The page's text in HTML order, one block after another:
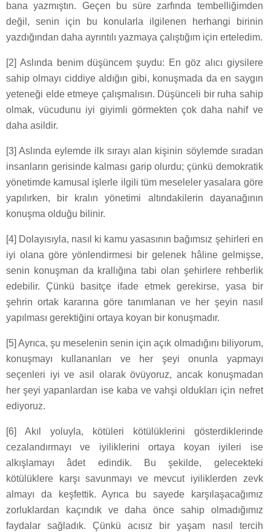
bana yazmıştın. Geçen bu süre zarfında tembelliğimden
değil, senin için bu konularla ilgilenen herhangi birinin
yazdığından daha ayrıntılı yazmaya çalıştığım için erteledim.
[2] Aslında benim düşüncem şuydu: En göz alıcı giysilere
sahip olmayı ciddiye aldığın gibi, konuşmada da en saygın
yeteneği elde etmeye çalışmalısın. Düşünceli bir ruha sahip
olmak, vücudunu iyi giyimli görmekten çok daha nahif ve
daha asildir.
[3] Aslında eylemde ilk sırayı alan kişinin söylemde sıradan
insanların gerisinde kalması garip olurdu; çünkü demokratik
yönetimde kamusal işlerle ilgili tüm meseleler yasalara göre
yapılırken, bir kralın yönetimi altındakilerin dayanağının
konuşma olduğu bilinir.
[4] Dolayısıyla, nasıl ki kamu yasasının bağımsız şehirleri en
iyi olana göre yönlendirmesi bir gelenek hâline gelmişse,
senin konuşman da krallığına tabi olan şehirlere rehberlik
edebilir. Çünkü basitçe ifade etmek gerekirse, yasa bir
şehrin ortak kararına göre tanımlanan ve her şeyin nasıl
yapılması gerektiğini ortaya koyan bir konuşmadır.
[5] Ayrıca, şu meselenin senin için açık olmadığını biliyorum,
konuşmayı kullananları ve her şeyi onunla yapmayı
seçenleri iyi ve asil olarak övüyoruz, ancak konuşmadan
her şeyi yapanlardan ise kaba ve vahşi oldukları için nefret
ediyoruz.
[6] Akıl yoluyla, kötüleri kötülüklerini gösterdiklerinde
cezalandırmayı ve iyiliklerini ortaya koyan iyileri ise
alkışlamayı âdet edindik. Bu şekilde, gelecekteki
kötülüklere karşı savunmayı ve mevcut iyiliklerden zevk
almayı da keşfettik. Ayrıca bu sayede karşılaşacağımız
zorluklardan kaçındık ve daha önce sahip olmadığımız
faydalar sağladık. Çünkü acısız bir yaşam nasıl tercih